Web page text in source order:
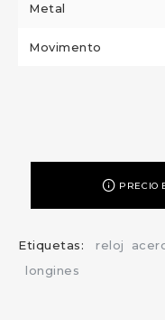
Metal
Movimento
PRECIO
Etiquetas: reloj
longines